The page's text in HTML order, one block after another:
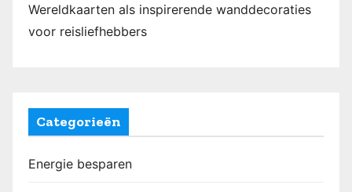
Wereldkaarten als inspirerende wanddecoraties
voor reisliefhebbers
Categorieën
Energie besparen